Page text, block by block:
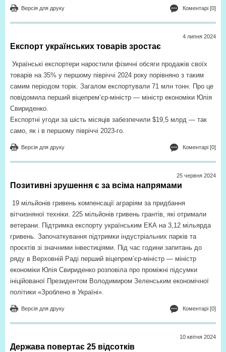
Коментарі [0]
Версія для друку
4 липня 2024
Експорт українських товарів зростає
Українські експортери наростили фізичні обсяги продажів своїх
товарів на 35% у першому півріччі 2024 року порівняно з таким
самим періодом торік. Загалом експортували 71 млн тонн. Про це
повідомила перший віцепрем’єр-міністр — міністр економіки Юлія
Свириденко.
Експортні угоди за шість місяців забезпечили $19,5 млрд — так
само, як і в першому півріччі 2023-го.
Коментарі [0]
Версія для друку
25 червня 2024
Позитивні зрушення є за всіма напрямами
19 мільйонів гривень компенсації аграріям за придбання
вітчизняної техніки. 225 мільйонів гривень грантів, які отримали
ветерани. Підтримка експорту українським ЕКА на 3,12 мільярда
гривень. Започаткування підтримки індустріальних парків та
проєктів зі значними інвестиціями. Під час години запитань до
ряду в Верховній Раді перший віцепрем’єр-міністр — міністр
економіки Юлія Свириденко розповіла про проміжні підсумки
ініційованої Президентом Володимиром Зеленським економічної
політики «Зроблено в Україні».
Коментарі [0]
Версія для друку
10 квiтня 2024
Держава повертає 25 відсотків